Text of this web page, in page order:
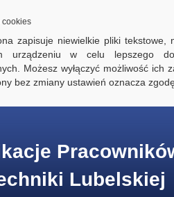
cookies
zapisuje niewielkie pliki tekstowe,
urządzeniu w celu lepszego
Możesz wyłączyć możliwość ich
bez zmiany ustawień oznacza
Lubelskiej